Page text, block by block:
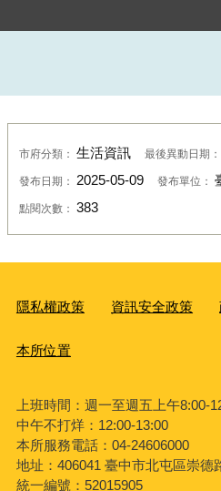
市府分類： 生活資訊 最後異動日期：
發布日期： 2025-05-09 發布單位：
點閱次數： 383
隱私權政策 資訊安全政策
本所位置
上班時間：週一至週五上午8:00-
中午不打烊：12:00-13:00
本所服務電話：04-24606000
地址：406041 臺中市北屯區崇德
統一編號：52015905